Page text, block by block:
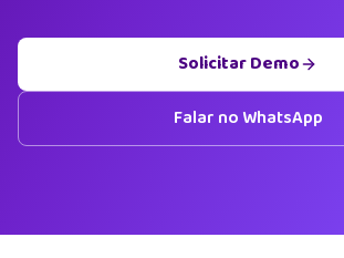
Solicitar Demo
Falar no WhatsApp